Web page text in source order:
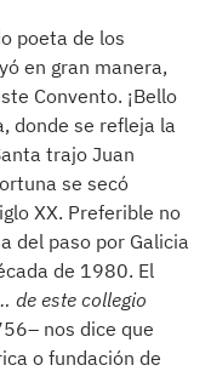
poeta de los
en gran manera,
Convento. ¡Bello
donde se refleja la
trajo Juan
se secó
XX. Preferible no
del paso por Galicia
de 1980. El
de este collegio
nos dice que
o fundación de